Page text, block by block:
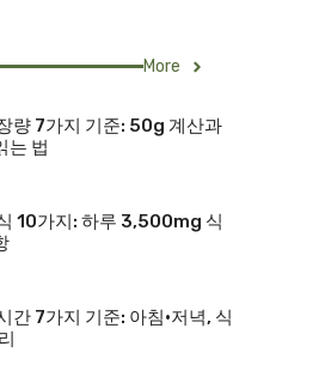
More
량 7가지 기준: 50g 계산과
는 법
10가지: 하루 3,500mg 식
간 7가지 기준: 아침·저녁, 식